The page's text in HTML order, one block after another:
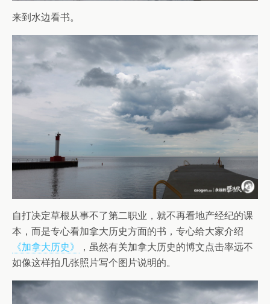
来到水边看书。
自打决定草根从事不了第二职业，就不再看地产经纪的课
本，而是专心看加拿大历史方面的书，专心给大家介绍
《加拿大历史》
，虽然有关加拿大历史的博文点击率远不
如像这样拍几张照片写个图片说明的。